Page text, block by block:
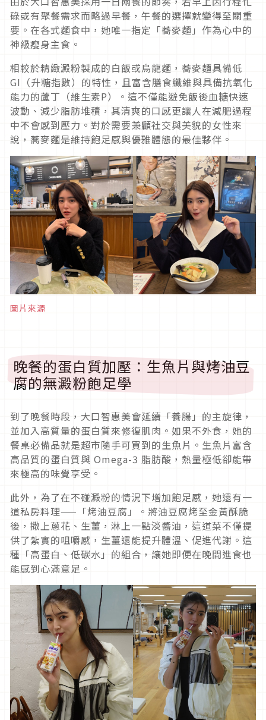
碌或有聚餐需求而略過早餐，午餐的選擇就變得至關重
要。在各式麵食中，她唯一指定「蕎麥麵」作為心中的
神級瘦身主食。
相較於精緻澱粉製成的白飯或烏龍麵，蕎麥麵具備低
GI（升糖指數）的特性，且富含膳食纖維與具備抗氧化
能力的蘆丁（維生素P）。這不僅能避免飯後血糖快速
波動、減少脂肪堆積，其清爽的口感更讓人在減肥過程
中不會感到壓力。對於需要兼顧社交與美貌的女性來
說，蕎麥麵是維持飽足感與優雅體態的最佳夥伴。
圖片來源
晚餐的蛋白質加壓：生魚片與烤油豆
腐的無澱粉飽足學
到了晚餐時段，大口智惠美會延續「養腸」的主旋律，
並加入高質量的蛋白質來修復肌肉。如果不外食，她的
餐桌必備品就是超市隨手可買到的生魚片。生魚片富含
高品質的蛋白質與 Omega-3 脂肪酸，熱量極低卻能帶
來極高的味覺享受。
此外，為了在不碰澱粉的情況下增加飽足感，她還有一
道私房料理——「烤油豆腐」。將油豆腐烤至金黃酥脆
後，撒上蔥花、生薑，淋上一點淡醬油，這道菜不僅提
供了紮實的咀嚼感，生薑還能提升體溫、促進代謝。這
種「高蛋白、低碳水」的組合，讓她即便在晚間進食也
能感到心滿意足。